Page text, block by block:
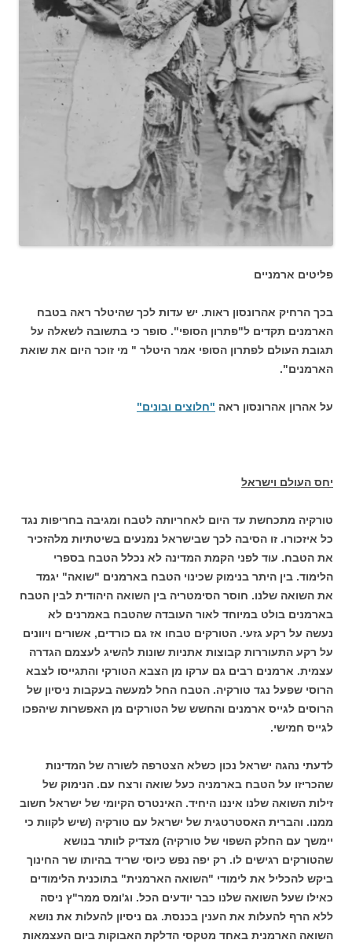
פליטים ארמניים
בכך הרחיק אהרונסון ראות. יש עדות לכך שהיטלר ראה בטבח
הארמנים תקדים ל"פתרון הסופי". סופר כי בתשובה לשאלה על
תגובת העולם לפתרון הסופי אמר היטלר " מי זוכר היום את שואת
הארמנים".
על אהרון אהרונסון ראה "חלוצים ובונים"
יחס העולם וישראל
טורקיה מתכחשת עד היום לאחריותה לטבח ומגיבה בחריפות נגד
כל איזכורו. זו הסיבה לכך שבישראל נמנעים בשיטתיות מלהזכיר
את הטבח. עוד לפני הקמת המדינה לא נכלל הטבח בספרי
הלימוד. בין היתר בנימוק שכינוי הטבח בארמנים "שואה" יגמד
את השואה שלנו. חוסר הסימטריה בין השואה היהודית לבין הטבח
בארמנים בולט במיוחד לאור העובדה שהטבח באמרנים לא
נעשה על רקע גזעי. הטורקים טבחו אז גם כורדים, אשורים ויוונים
על רקע התעוררות קבוצות אתניות שונות להשיג לעצמם הגדרה
עצמית. ארמנים רבים גם ערקו מן הצבא הטורקי והתגייסו לצבא
הרוסי שפעל נגד טורקיה. הטבח החל למעשה בעקבות ניסיון של
הרוסים לגייס ארמנים והחשש של הטורקים מן האפשרות שיהפכו
לגייס חמישי.
לדעתי נהגה ישראל נכון כשלא הצטרפה לשורה של המדינות
שהכריזו על הטבח בארמניה כעל שואה ורצח עם. הנימוק של
זילות השואה שלנו איננו היחיד. האינטרס הקיומי של ישראל חשוב
ממנו. והברית האסטרטגית של ישראל עם טורקיה (שיש לקוות כי
יימשך עם החלק השפוי של טורקיה) מצדיק לוותר בנושא
שהטורקים רגישים לו. רק יפה נפש כיוסי שריד בהיותו שר החינוך
ביקש להכליל את לימודי "השואה הארמנית" בתוכנית הלימודים
כאילו שעל השואה שלנו כבר יודעים הכל. וג'ומס ממר"ץ ניסה
ללא הרף להעלות את הענין בכנסת. גם ניסיון להעלות את נושא
השואה הארמנית באחד מטקסי הדלקת האבוקות ביום העצמאות